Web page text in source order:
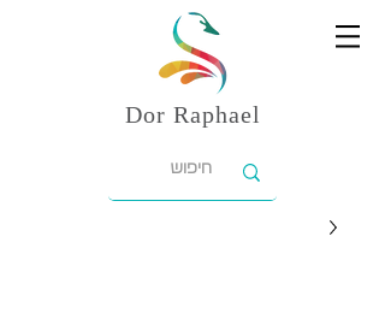
Dor Raphael